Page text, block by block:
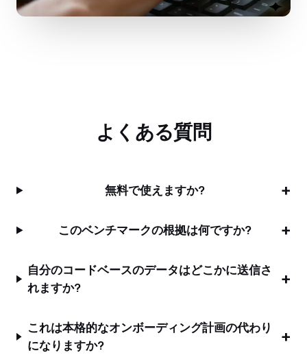
よくある質問
無料で使えますか?
このベンチマークの根拠は何ですか?
自分のコードベースのデータはどこかに送信さ
れますか?
これは本格的なオンボーディング計画の代わり
になりますか?